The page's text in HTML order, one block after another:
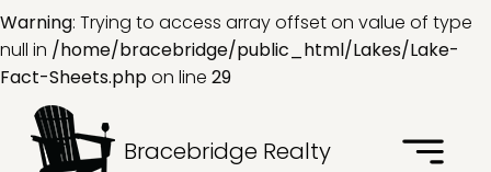
Warning: Trying to access array offset on value of type
null in /home/bracebridge/public_html/Lakes/Lake-
Fact-Sheets.phpon line 29
Bracebridge Realty